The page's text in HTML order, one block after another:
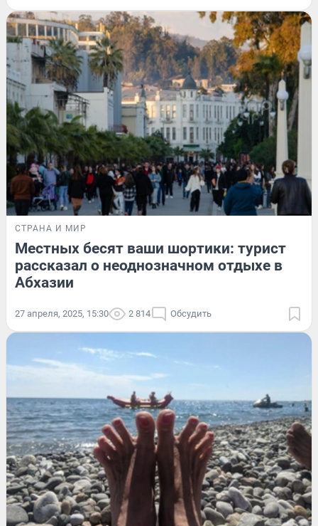
СТРАНА И МИР
Местных бесят ваши шортики: турист
рассказал о неоднозначном отдыхе в
Абхазии
27 апреля, 2025, 15:30 2 814 Обсудить